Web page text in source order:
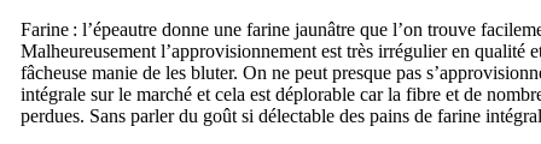
Farine : l’épeautre donne une farine jaunâtre que l’on trouve
Malheureusement l’approvisionnement est très irrégulier en qualité
fâcheuse manie de les bluter. On ne peut presque pas
intégrale sur le marché et cela est déplorable car la fibre et de
perdues. Sans parler du goût si délectable des pains de farine